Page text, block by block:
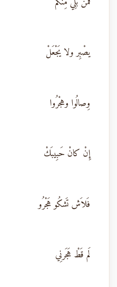
يصْبِر ولا يَجْعَلْ
وِصالُوا وهجْرُوا
إِنْ كانْ حَبِيبَكْ
فَلاَش تَشكُو هَجْرُو
لَم قَطْ هَجَرنِي